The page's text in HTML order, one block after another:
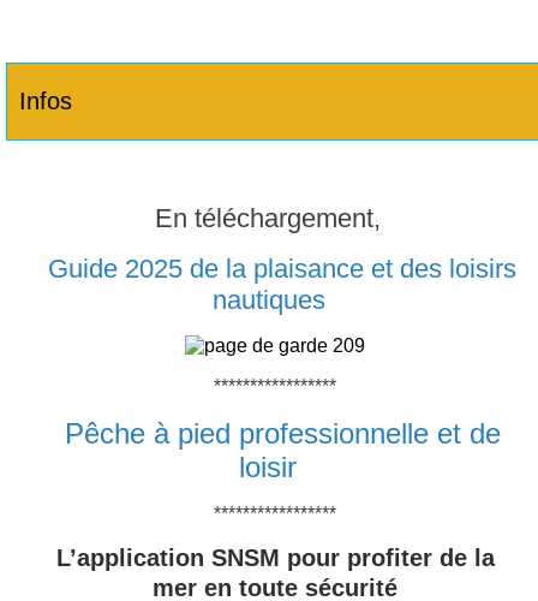
Infos
En téléchargement,
Guide 2025 de la plaisance et des loisirs
nautiques
*****************
Pêche à pied professionnelle et de
loisir
*****************
L’application SNSM pour profiter de la
mer en toute sécurité